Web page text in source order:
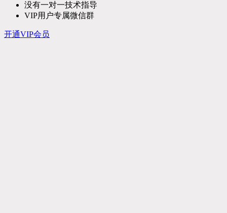
没有一对一技术指导
VIP用户专属微信群
开通VIP会员